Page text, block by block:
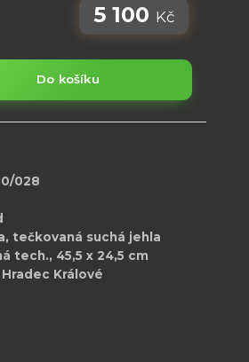
5 100 Kč
Do košíku
028
tečkovaná suchá jehla
tech., 45,5 x 24,5 cm
Králové